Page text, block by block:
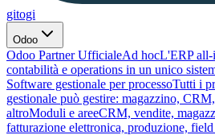
gitogi
Odoo
Odoo Partner UfficialeAd hocL'ERP all-
contabilità e operations in un unico
Software gestionale per processoTutti i
gestionale può gestire: magazzino,
altroModuli e areeCRM, vendite,
fatturazione elettronica, produzione,